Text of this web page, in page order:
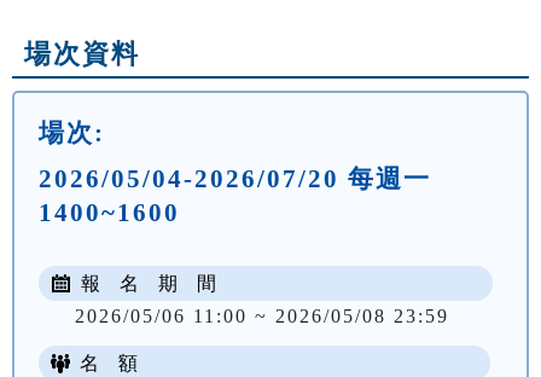
場次資料
場次:
2026/05/04-2026/07/20 每週一
1400~1600
報 名 期 間
2026/05/06 11:00 ~ 2026/05/08 23:59
名 額